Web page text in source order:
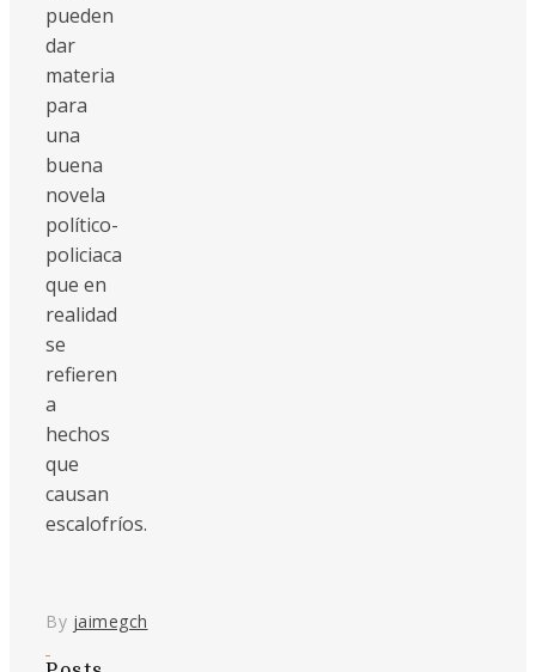
pueden
dar
materia
para
una
buena
novela
político-
policiaca
que en
realidad
se
refieren
a
hechos
que
causan
escalofríos.
By jaimegch